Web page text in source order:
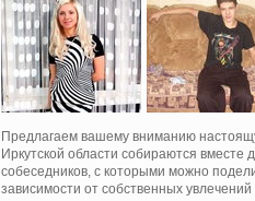
Предлагаем вашему вниманию
Иркутской области собираются
собеседников, с которыми можно
зависимости от собственных